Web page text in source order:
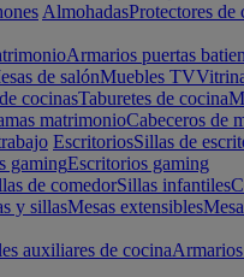
AlmohadasProtectores de
Armarios puertas
de salónMuebles TV
cocinasTaburetes de cocina
matrimonioCabeceros de
EscritoriosSillas de
gamingEscritorios gaming
de comedorSillas infantiles
y sillasMesas extensibles
auxiliares de cocina